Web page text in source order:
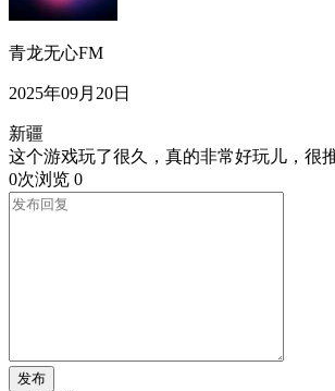
青龙无心FM
2025年09月20日
新疆
这个游戏玩了很久，真的非常好玩儿，很推
0次浏览 0
发布